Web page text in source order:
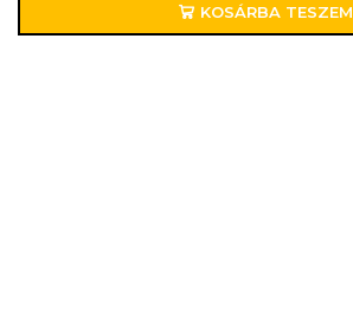
KOSÁRBA TESZEM